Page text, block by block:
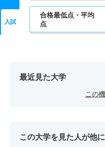
入試
合格最低点・平均
点
最近見た大学
この
この大学を見た人が他